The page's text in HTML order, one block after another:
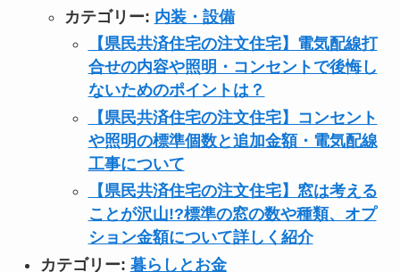
カテゴリー: 内装・設備
【県民共済住宅の注文住宅】電気配線打
合せの内容や照明・コンセントで後悔し
ないためのポイントは？
【県民共済住宅の注文住宅】コンセント
や照明の標準個数と追加金額・電気配線
工事について
【県民共済住宅の注文住宅】窓は考える
ことが沢山!?標準の窓の数や種類、オプ
ション金額について詳しく紹介
カテゴリー: 暮らしとお金